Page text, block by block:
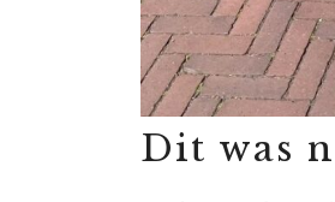
Dit was